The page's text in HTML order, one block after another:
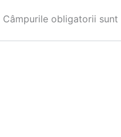
Câmpurile obligatorii sunt